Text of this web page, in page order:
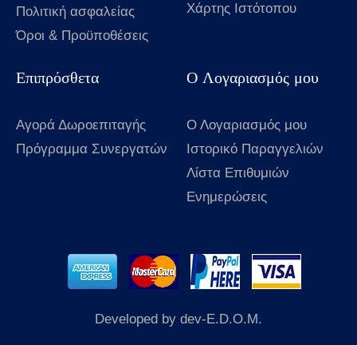
Πολιτική ασφαλείας
Όροι & Προϋποθέσεις
Χάρτης Ιστότοπου
Επιπρόσθετα
Αγορά Δωροεπιταγής
Πρόγραμμα Συνεργατών
Ο Λογαριασμός μου
Ο Λογαριασμός μου
Ιστορικό Παραγγελιών
Λίστα Επιθυμιών
Ενημερώσεις
Developed by dev-E.D.O.M.